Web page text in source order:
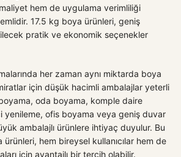
Al
hem de uygulama verimliliği
17.5 kg boya ürünleri, geniş
pratik ve ekonomik seçenekler
her zaman aynı miktarda boya
için düşük hacimli ambalajlar yeterli
oda boyama, komple daire
yenileme, ofis boyama veya geniş duvar
ambalajlı ürünlere ihtiyaç duyulur. Bu
hem bireysel kullanıcılar hem de
için avantajlı bir tercih olabilir.